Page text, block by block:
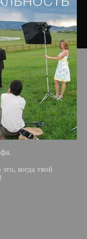
когда твой